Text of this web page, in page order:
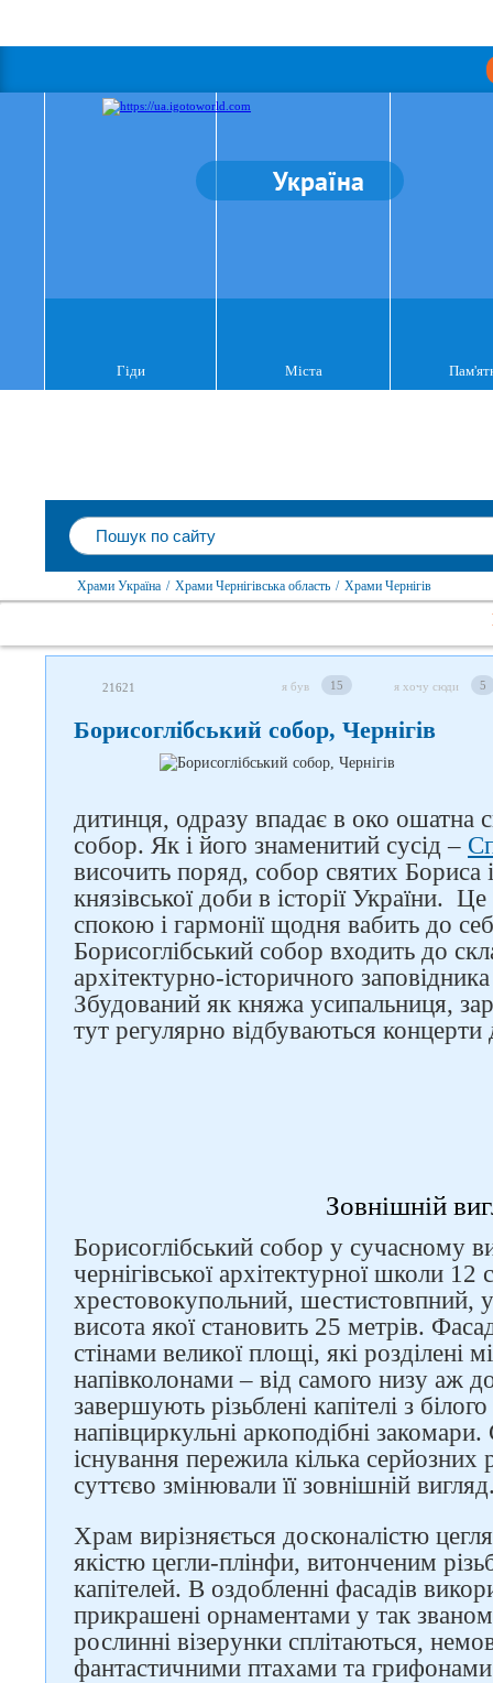
Україна
Гіди Міста
Храми Україна / Храми Чернігівська область / Храми Чернігів
21621 я був 15 я хочу сюди 5
Борисоглібський собор, Чернігів
дитинця, одразу впадає в око ошатна
собор. Як і його знаменитий сусід –
височить поряд, собор святих Бориса
князівської доби в історії України.
спокою і гармонії щодня вабить до
Борисоглібський собор входить до
архітектурно-історичного
Збудований як княжа усипальниця,
тут регулярно відбуваються
Зовнішній
Борисоглібський собор у сучасному
чернігівської архітектурної школи 12
хрестовокупольний, шестистовпний,
висота якої становить 25 метрів.
стінами великої площі, які розділені
напівколонами – від самого низу аж
завершують різьблені капітелі з
напівциркульні аркоподібні
існування пережила кілька серйозних
суттєво змінювали її зовнішній
Храм вирізняється досконалістю
якістю цегли-плінфи, витонченим
капітелей. В оздобленні фасадів
прикрашені орнаментами у так
рослинні візерунки сплітаються,
фантастичними птахами та